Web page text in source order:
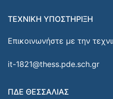
ΤΕΧΝΙΚΗ ΥΠΟΣΤΗΡΙΞΗ
Επικοινωνήστε με την
it-1821@thess.pde.sch.gr
ΠΔΕ ΘΕΣΣΑΛΙΑΣ